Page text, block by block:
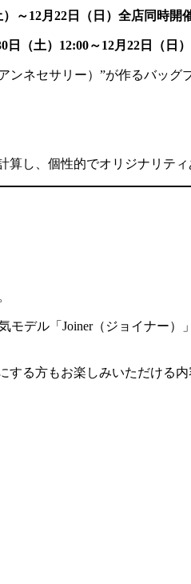
～12月22日（日）全店同時開
日（土）12:00～12月22日（日
ネセサリー）”が作るバッグ
し、個性的でオリジナリテ
デル「Joiner（ジョイナー
る方もお楽しみいただける